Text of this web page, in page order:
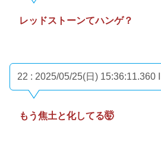
レッドストーンてハンゲ？
22 : 2025/05/25(日) 15:36:11.360
もう焦土と化してる🤯